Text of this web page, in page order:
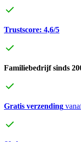
Trustscore: 4,6/5
Familiebedrijf sinds
Gratis verzending